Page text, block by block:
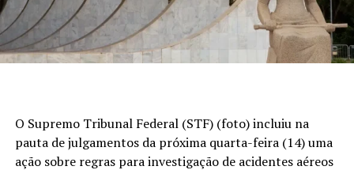
O Supremo Tribunal Federal (STF) (foto) incluiu na
pauta de julgamentos da próxima quarta-feira (14) uma
ação sobre regras para investigação de acidentes aéreos